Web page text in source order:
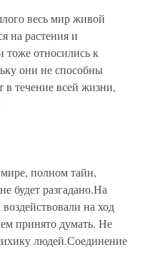
весь мир живой
на растения и
относились к
они не способны
в течение всей жизни,
полном тайн,
будет разгадано.На
на ход
принято думать. Не
людей.Соединение